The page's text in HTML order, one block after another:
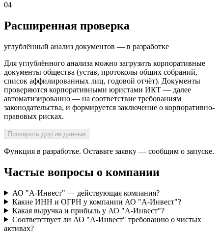
04
Расширенная проверка
углублённый анализ документов — в разработке
Для углублённого анализа можно загрузить корпоративные
документы общества (устав, протоколы общих собраний,
список аффилированных лиц, годовой отчёт). Документы
проверяются корпоративными юристами ИКТ — далее
автоматизированно — на соответствие требованиям
законодательства, и формируется заключение о корпоративно-
правовых рисках.
Проверить другие данные
Функция в разработке. Оставьте заявку — сообщим о запуске.
Частые вопросы о компании
АО "А-Инвест" — действующая компания?
Какие ИНН и ОГРН у компании АО "А-Инвест"?
Какая выручка и прибыль у АО "А-Инвест"?
Соответствует ли АО "А-Инвест" требованию о чистых
активах?